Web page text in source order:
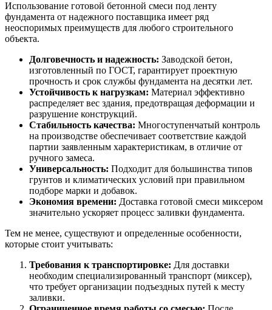
Использование готовой бетонной смеси под ленту
фундамента от надежного поставщика имеет ряд
неоспоримых преимуществ для любого строительного
объекта.
Долговечность и надежность: Заводской бетон,
изготовленный по ГОСТ, гарантирует проектную
прочность и срок службы фундамента на десятки лет.
Устойчивость к нагрузкам: Материал эффективно
распределяет вес здания, предотвращая деформации и
разрушение конструкций.
Стабильность качества: Многоступенчатый контроль
на производстве обеспечивает соответствие каждой
партии заявленным характеристикам, в отличие от
ручного замеса.
Универсальность: Подходит для большинства типов
грунтов и климатических условий при правильном
подборе марки и добавок.
Экономия времени: Доставка готовой смеси миксером
значительно ускоряет процесс заливки фундамента.
Тем не менее, существуют и определенные особенности,
которые стоит учитывать:
Требования к транспортировке: Для доставки
необходим специализированный транспорт (миксер),
что требует организации подъездных путей к месту
заливки.